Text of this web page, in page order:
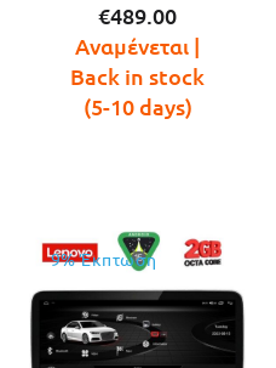
was:
€529.00.
€489.00
τρέχουσα
τιμή
είναι:
Αναμένεται |
Back in stock
(5-10 days)
9% Έκπτωση